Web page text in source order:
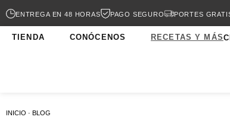
ENTREGA EN 48 HORAS PAGO SEGURO PORTES
TIENDA CONÓCENOS RECETAS Y MÁS
INICIO · BLOG